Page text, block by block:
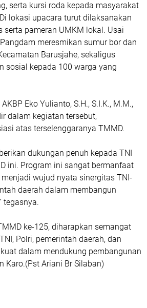
serta kursi roda kepada masyarakat
lokasi upacara turut dilaksanakan
serta pameran UMKM lokal. Usai
meresmikan sumur bor dan
Barusjahe, sekaligus
sosial kepada 100 warga yang
Eko Yulianto, S.H., S.I.K., M.M.,
dalam kegiatan tersebut,
atas terselenggaranya TMMD.
dukungan penuh kepada TNI
ini. Program ini sangat bermanfaat
wujud nyata sinergitas TNI-
daerah dalam membangun
tegasnya.
ke-125, diharapkan semangat
Polri, pemerintah daerah, dan
dalam mendukung pembangunan
Karo.(Pst Ariani Br Silaban)